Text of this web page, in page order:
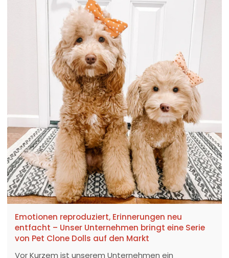
Emotionen reproduziert, Erinnerungen neu
entfacht – Unser Unternehmen bringt eine Serie
von Pet Clone Dolls auf den Markt
Vor Kurzem ist unserem Unternehmen ein